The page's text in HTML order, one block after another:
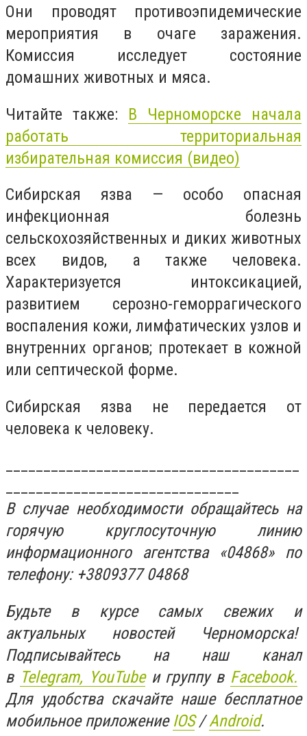
Они проводят противоэпидемические
мероприятия в очаге заражения.
Комиссия исследует состояние
домашних животных и мяса.
Читайте также: В Черноморске начала
работать территориальная
избирательная комиссия (видео)
Сибирская язва — особо опасная
инфекционная болезнь
сельскохозяйственных и диких животных
всех видов, а также человека.
Характеризуется интоксикацией,
развитием серозно-геморрагического
воспаления кожи, лимфатических узлов и
внутренних органов; протекает в кожной
или септической форме.
Сибирская язва не передается от
человека к человеку.
В случае необходимости обращайтесь на
горячую круглосуточную линию
информационного агентства «04868» по
телефону: +3809377 04868
Будьте в курсе самых свежих и
актуальных новостей Черноморска!
Подписывайтесь на наш канал
в Telegram, YouTubeи группу в Facebook.
Для удобства скачайте наше бесплатное
мобильное приложение IOS/Android.